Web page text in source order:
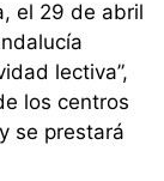
el 29 de abril
lectiva”,
los centros
se prestará